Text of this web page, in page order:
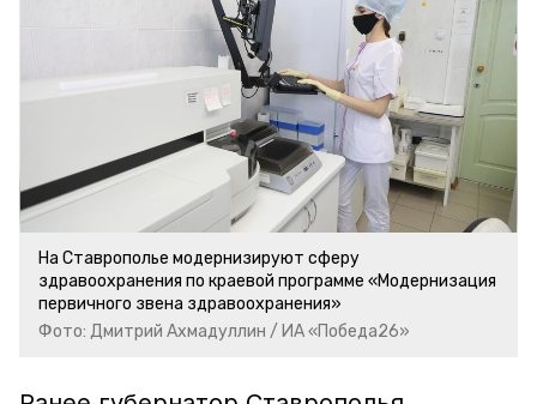
На Ставрополье модернизируют сферу
здравоохранения по краевой программе «Модернизация
первичного звена здравоохранения»
Фото: Дмитрий Ахмадуллин / ИА «Победа26»